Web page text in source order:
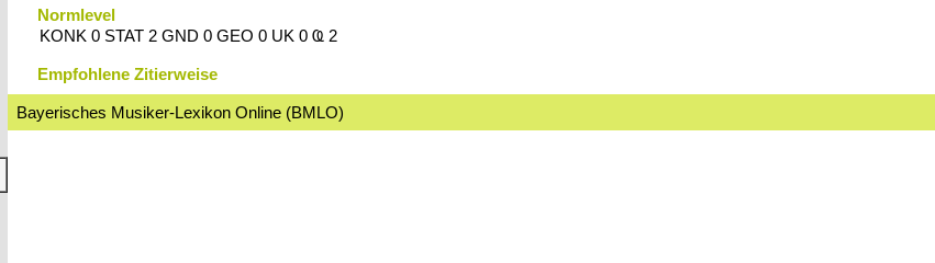
Normlevel
KONK 0 STAT 2 GND 0 GEO 0 UK 0 Ҩ 2
Empfohlene Zitierweise
Bayerisches Musiker-Lexikon Online (BMLO)